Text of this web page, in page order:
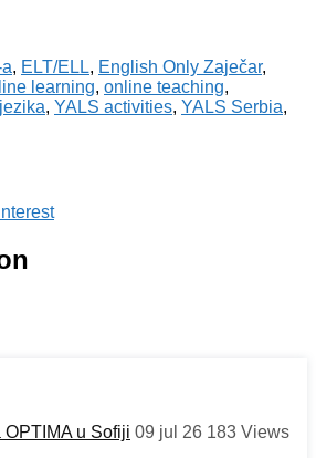
, ELT/ELL, English Only Zaječar,
learning, online teaching,
, YALS activities, YALS Serbia,
u Sofiji 09 jul 26 183 Views